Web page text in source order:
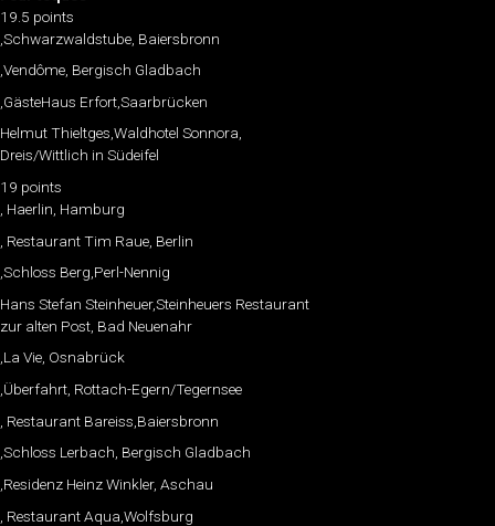
19.5 points
,Schwarzwaldstube, Baiersbronn
,Vendôme, Bergisch Gladbach
,GästeHaus Erfort,Saarbrücken
Helmut Thieltges,Waldhotel Sonnora,
Dreis/Wittlich in Südeifel
19 points
, Haerlin, Hamburg
, Restaurant Tim Raue, Berlin
,Schloss Berg,Perl-Nennig
Hans Stefan Steinheuer,Steinheuers Restaurant
zur alten Post, Bad Neuenahr
,La Vie, Osnabrück
,Überfahrt, Rottach-Egern/Tegernsee
, Restaurant Bareiss,Baiersbronn
,Schloss Lerbach, Bergisch Gladbach
,Residenz Heinz Winkler, Aschau
, Restaurant Aqua,Wolfsburg